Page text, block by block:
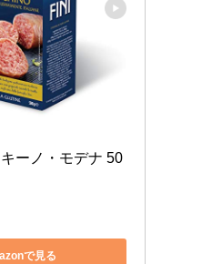
ーノ・モデナ 50
で見る